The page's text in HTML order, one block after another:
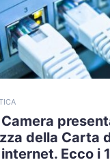
Camera
della Carta
Ecco i